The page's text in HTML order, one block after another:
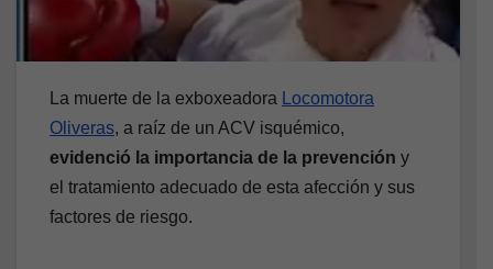
La muerte de la exboxeadora
Locomotora
Oliveras, a raíz de un ACV isquémico,
evidenció la importancia de la prevención y
el tratamiento adecuado de esta afección y sus
factores de riesgo.